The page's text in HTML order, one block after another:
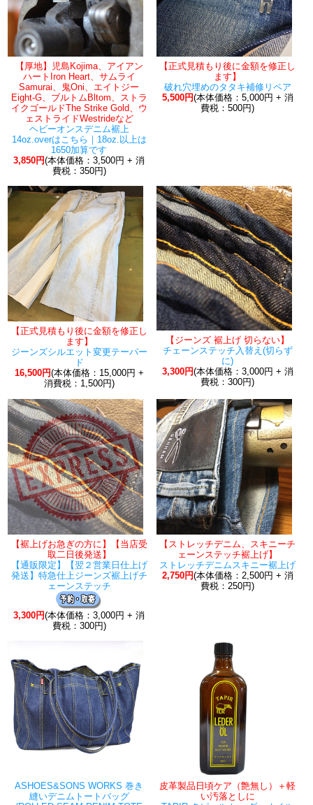
【厚地】児島Kojima、アイアン
ハートIron Heart、サムライ
Samurai、鬼Oni、エイトジー
Eight-G、ブルトムBltom、ストラ
イクゴールドThe Strike Gold、ウ
ェストライドWestrideなど
ヘビーオンスデニム裾上
14oz.overはこちら｜18oz.以上は
1650加算です
3,850円(本体価格：3,500円 + 消
費税：350円)
【正式見積もり後に金額を修正し
ます】
破れ穴埋めのタタキ補修リペア
5,500円(本体価格：5,000円 + 消
費税：500円)
【正式見積もり後に金額を修正し
ます】
ジーンズシルエット変更テーパー
ド
16,500円(本体価格：15,000円 +
消費税：1,500円)
【ジーンズ 裾上げ 切らない】
チェーンステッチ入替え(切らず
に)
3,300円(本体価格：3,000円 + 消
費税：300円)
【裾上げお急ぎの方に】【当店受
取二日後発送】
【通販限定】【翌２営業日仕上げ
発送】特急仕上ジーンズ裾上げチ
ェーンステッチ
3,300円(本体価格：3,000円 + 消
費税：300円)
【ストレッチデニム、スキニーチ
ェーンステッチ裾上げ】
ストレッチデニムスキニー裾上げ
2,750円(本体価格：2,500円 + 消
費税：250円)
ASHOES&SONS WORKS 巻き
縫いデニムトートバッグ
皮革製品日頃ケア（艶無し）＋軽
い汚落としに